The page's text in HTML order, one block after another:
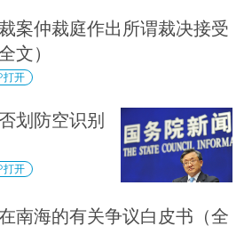
案仲裁庭作出所谓裁决接受
文）
打开
划防空识别
打开
南海的有关争议白皮书（全